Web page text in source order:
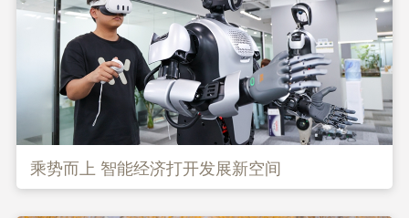
乘势而上 智能经济打开发展新空间